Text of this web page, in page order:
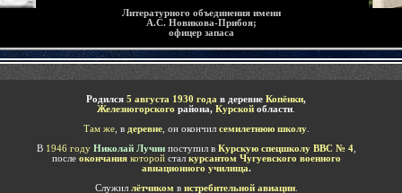
Литературного объединения имени
А.С. Новикова-Прибоя;
офицер запаса
Родился 5 августа 1930 года в деревне Копёнки,
Железногорского района, Курской области
Там же, в деревне, он окончилсемилетнюю школу.
В1946 годуНиколай Лучин поступил в Курскую спецшколу ВВС № 4,
после окончаниякоторойстал курсантом Чугуевского военного
авиационного училища.
Служиллётчиком вистребительной авиации.